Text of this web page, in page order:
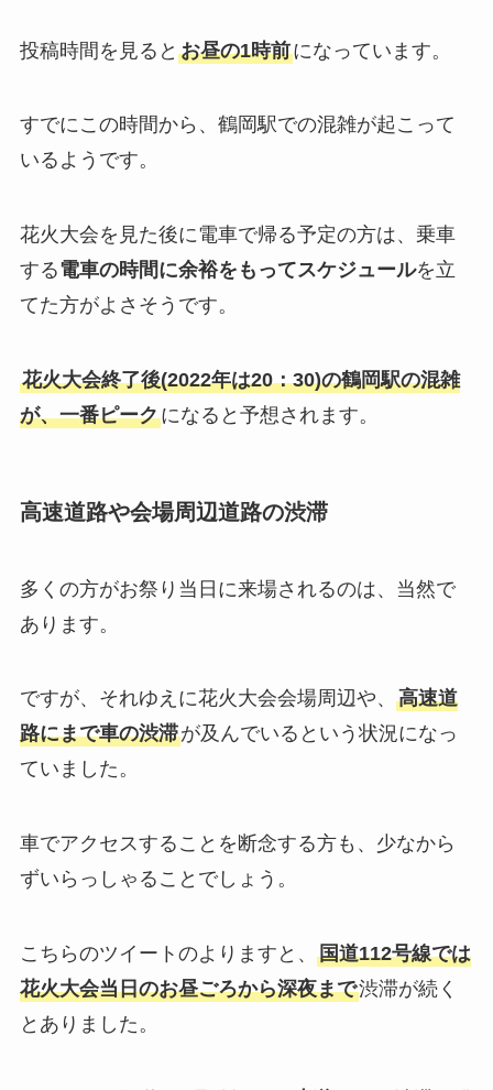
投稿時間を見ると お昼の1時前になっています。
すでにこの時間から、鶴岡駅での混雑が起こって
いるようです。
花火大会を見た後に電車で帰る予定の方は、乗車
する電車の時間に余裕をもってスケジュールを立
てた方がよさそうです。
花火大会終了後(2022年は20：30)の鶴岡駅の混雑
が、一番ピークになると予想されます。
高速道路や会場周辺道路の渋滞
多くの方がお祭り当日に来場されるのは、当然で
あります。
ですが、それゆえに花火大会会場周辺や、 高速道
路にまで車の渋滞が及んでいるという状況になっ
ていました。
車でアクセスすることを断念する方も、少なから
ずいらっしゃることでしょう。
こちらのツイートのよりますと、 国道112号線では
花火大会当日のお昼ごろから深夜まで渋滞が続く
とありました。